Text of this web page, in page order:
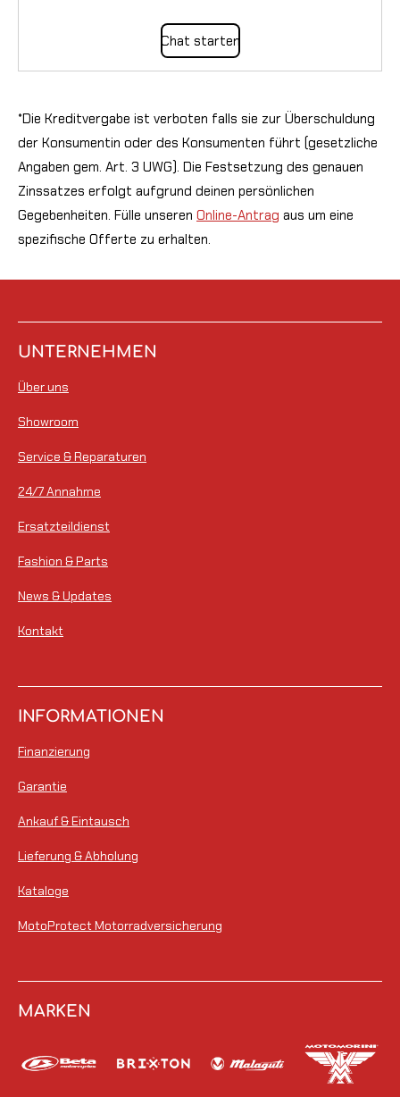
Chat starten
*Die Kreditvergabe ist verboten falls sie zur Überschuldung
der Konsumentin oder des Konsumenten führt (gesetzliche
Angaben gem. Art. 3 UWG). Die Festsetzung des genauen
Zinssatzes erfolgt aufgrund deinen persönlichen
Gegebenheiten. Fülle unseren Online-Antrag aus um eine
spezifische Offerte zu erhalten.
UNTERNEHMEN
Über uns
Showroom
Service & Reparaturen
24/7 Annahme
Ersatzteildienst
Fashion & Parts
News & Updates
Kontakt
INFORMATIONEN
Finanzierung
Garantie
Ankauf & Eintausch
Lieferung & Abholung
Kataloge
MotoProtect Motorradversicherung
MARKEN